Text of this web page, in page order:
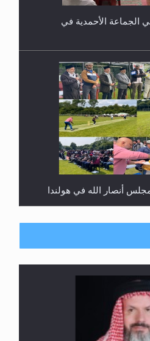
الجماعة الأحمدية في
أنصار الله في هولندا
لثلاثة طلاب من مدرسة الحفظ